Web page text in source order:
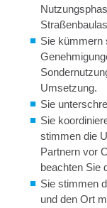
Sie kümmern
Umsetzung.
Sie
Sie
stimmen die
Partnern vor
beachten Sie
Sie stimmen
und den Ort